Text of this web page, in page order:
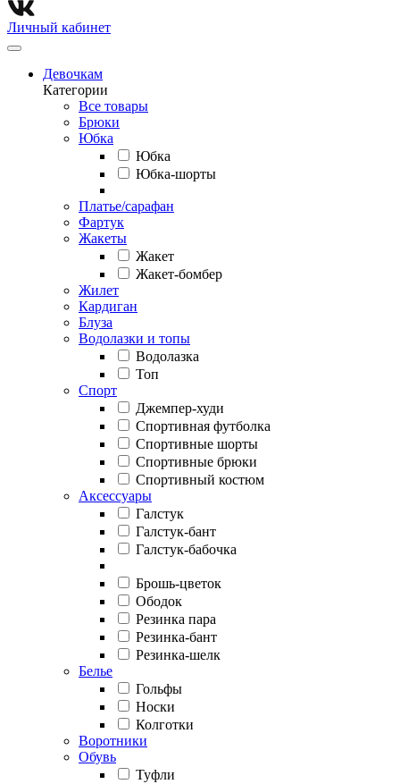
Личный кабинет
Девочкам
Категории
Все товары
Брюки
Юбка
Юбка
Юбка-шорты
Платье/сарафан
Фартук
Жакеты
Жакет
Жакет-бомбер
Жилет
Кардиган
Блуза
Водолазки и топы
Водолазка
Топ
Спорт
Джемпер-худи
Спортивная футболка
Спортивные шорты
Спортивные брюки
Спортивный костюм
Аксессуары
Галстук
Галстук-бант
Галстук-бабочка
Брошь-цветок
Ободок
Резинка пара
Резинка-бант
Резинка-шелк
Белье
Гольфы
Носки
Колготки
Воротники
Обувь
Туфли